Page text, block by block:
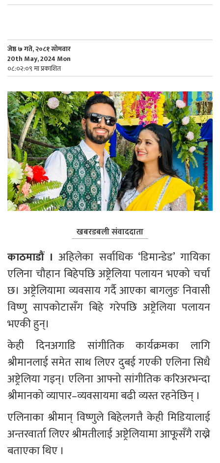
जेष्ठ ७ गते, २०८१ सोमवार
20th May, 2024 Mon
०८:०२:०९ मा प्रकाशित
खबरडबली संवाददाता
काठमाडौं । अहिलेका सर्वाधिक ‘डिमान्डेड’ गायिका
एलिना चौहान बिहेपछि अष्ट्रेलिया पलायन भएको चर्चा
छ। अष्ट्रेलियामा व्यवसाय गर्दै आएका बागलुङ निवासी
विष्णु सापकोटासँग बिहे गरेपछि अष्ट्रेलिया पलायन
भएकी हुन्।
केही दिनअगाडि सांगीतिक कार्यक्रमका लागि
श्रीमानलाई समेत साथ लिएर दुबई गएकी एलिना सिधै
अष्ट्रेलिया गइन्। एलिना आफ्नो सांगीतिक करिअरभन्दा
श्रीमानको व्यापार–व्यवसायमा बढी व्यस्त रहनेछिन् ।
एलिनाका श्रीमान् विष्णुले बिहेलगत्तै केही मिडियालाई
अन्तरवार्ता लिएर श्रीमतीलाई अष्ट्रेलियामा आफूसँगै राख्ने
बताएका थिए ।